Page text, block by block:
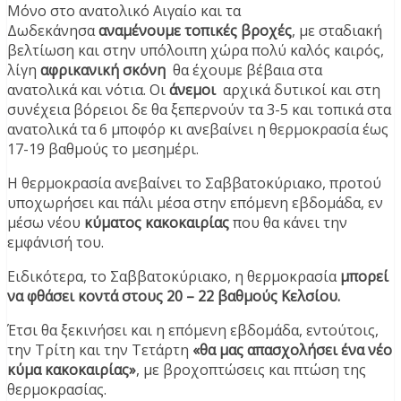
Μόνο στο ανατολικό Αιγαίο και τα
Δωδεκάνησααναμένουμε τοπικές βροχές, με σταδιακή
βελτίωση και στην υπόλοιπη χώρα πολύ καλός καιρός,
λίγη αφρικανική σκόνη θα έχουμε βέβαια στα
ανατολικά και νότια. Οιάνεμοιαρχικά δυτικοί και στη
συνέχεια βόρειοι δε θα ξεπερνούν τα 3-5 και τοπικά στα
ανατολικά τα 6 μποφόρ κι ανεβαίνει η θερμοκρασία έως
17-19 βαθμούς το μεσημέρι.
Η θερμοκρασία ανεβαίνει το Σαββατοκύριακο, προτού
υποχωρήσει και πάλι μέσα στην επόμενη εβδομάδα, εν
μέσω νέου κύματος κακοκαιρίαςπου θα κάνει την
εμφάνισή του.
Ειδικότερα, το Σαββατοκύριακο, η θερμοκρασίαμπορεί
να φθάσει κοντά στους 20 – 22 βαθμούς Κελσίου.
Έτσι θα ξεκινήσει και η επόμενη εβδομάδα, εντούτοις,
την Τρίτη και την Τετάρτη «θα μας απασχολήσει ένα νέο
κύμα κακοκαιρίας», με βροχοπτώσεις και πτώση της
θερμοκρασίας.